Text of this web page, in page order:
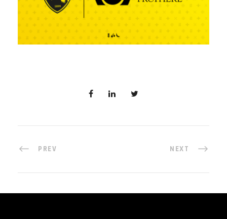
PREV NEXT